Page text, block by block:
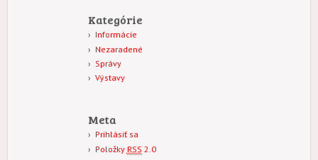
Kategórie
Informácie
Nezaradené
Správy
Výstavy
Meta
Prihlásiť sa
Položky RSS 2.0